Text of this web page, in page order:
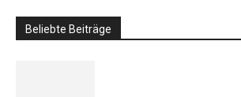
Beliebte Beiträge